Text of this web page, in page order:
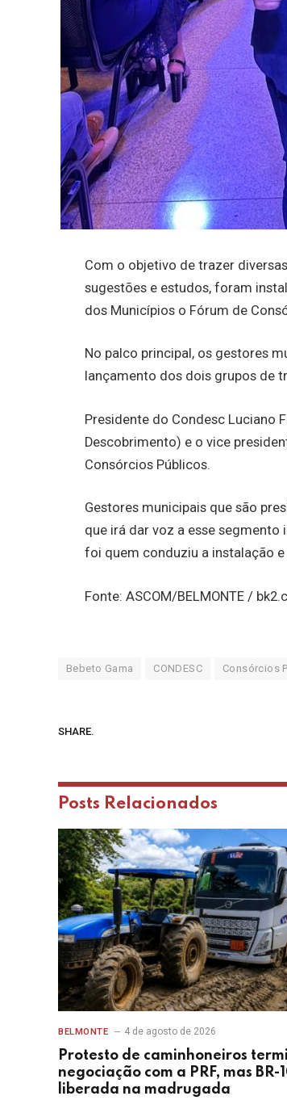
Com o objetivo de trazer
sugestões e estudos, foram
dos Municípios o Fórum de
No palco principal, os gestores
lançamento dos dois grupos de
Presidente do Condesc Luciano
Descobrimento) e o vice
Consórcios Públicos.
Gestores municipais que são
que irá dar voz a esse segmento
foi quem conduziu a instalação
Fonte: ASCOM/BELMONTE /
Bebeto Gama CONDESC Consórcios
SHARE.
Posts Relacionados
BELMONTE 4 de agosto de 2026
Protesto de caminhoneiros
negociação com a PRF, mas BR-
liberada na madrugada